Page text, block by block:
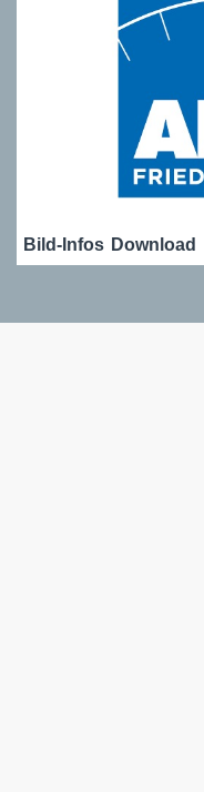
Bild-Infos Download